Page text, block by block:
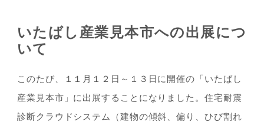
いたばし産業見本市への出展につ
いて
このたび、１１月１２日～１３日に開催の「いたばし
産業見本市」に出展することになりました。住宅耐震
診断クラウドシステム（建物の傾斜、偏り、ひび割れ